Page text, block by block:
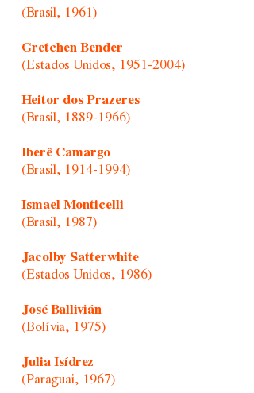
(Brasil, 1961)
Gretchen Bender
(Estados Unidos, 1951-2004)
Heitor dos Prazeres
(Brasil, 1889-1966)
Iberê Camargo
(Brasil, 1914-1994)
Ismael Monticelli
(Brasil, 1987)
Jacolby Satterwhite
(Estados Unidos, 1986)
José Ballivián
(Bolívia, 1975)
Julia Isídrez
(Paraguai, 1967)